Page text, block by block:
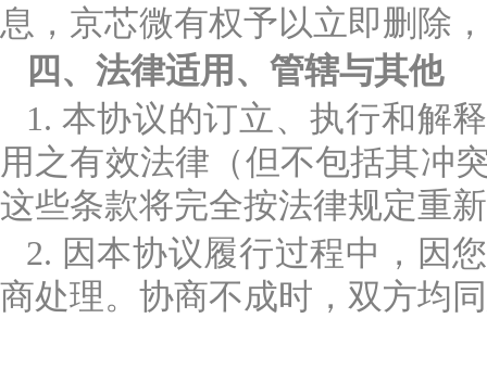
息，京芯微有权予以立即删除
四、法律适用、管辖与其他
1. 本协议的订立、执行和解
用之有效法律（但不包括其冲
这些条款将完全按法律规定重
2. 因本协议履行过程中，因
商处理。协商不成时，双方均